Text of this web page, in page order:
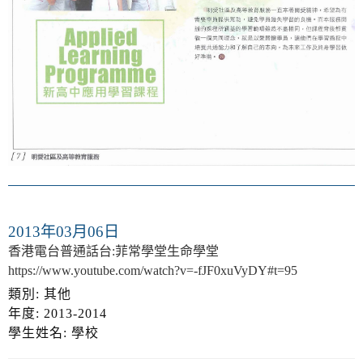
2013年03月06日
香港電台普通話台:菲常學堂生命學堂
https://www.youtube.com/watch?v=-fJF0xuVyDY#t=95
類別: 其他
年度: 2013-2014
學生姓名: 學校